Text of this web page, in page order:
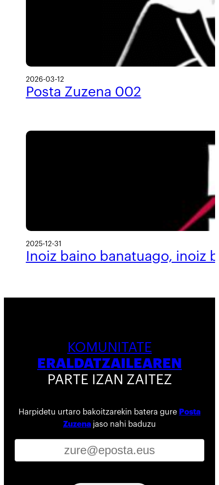
2026-03-12
Posta Zuzena 002
2025-12-31
Inoiz baino banatuago, inoiz
KOMUNITATE
ERALDATZAILEAREN
PARTE IZAN ZAITEZ
Harpidetu urtaro bakoitzarekin batera gure Posta
Zuzena jaso nahi baduzu